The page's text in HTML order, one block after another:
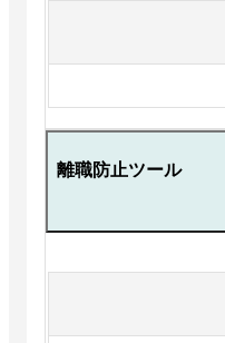
離職防止ツール